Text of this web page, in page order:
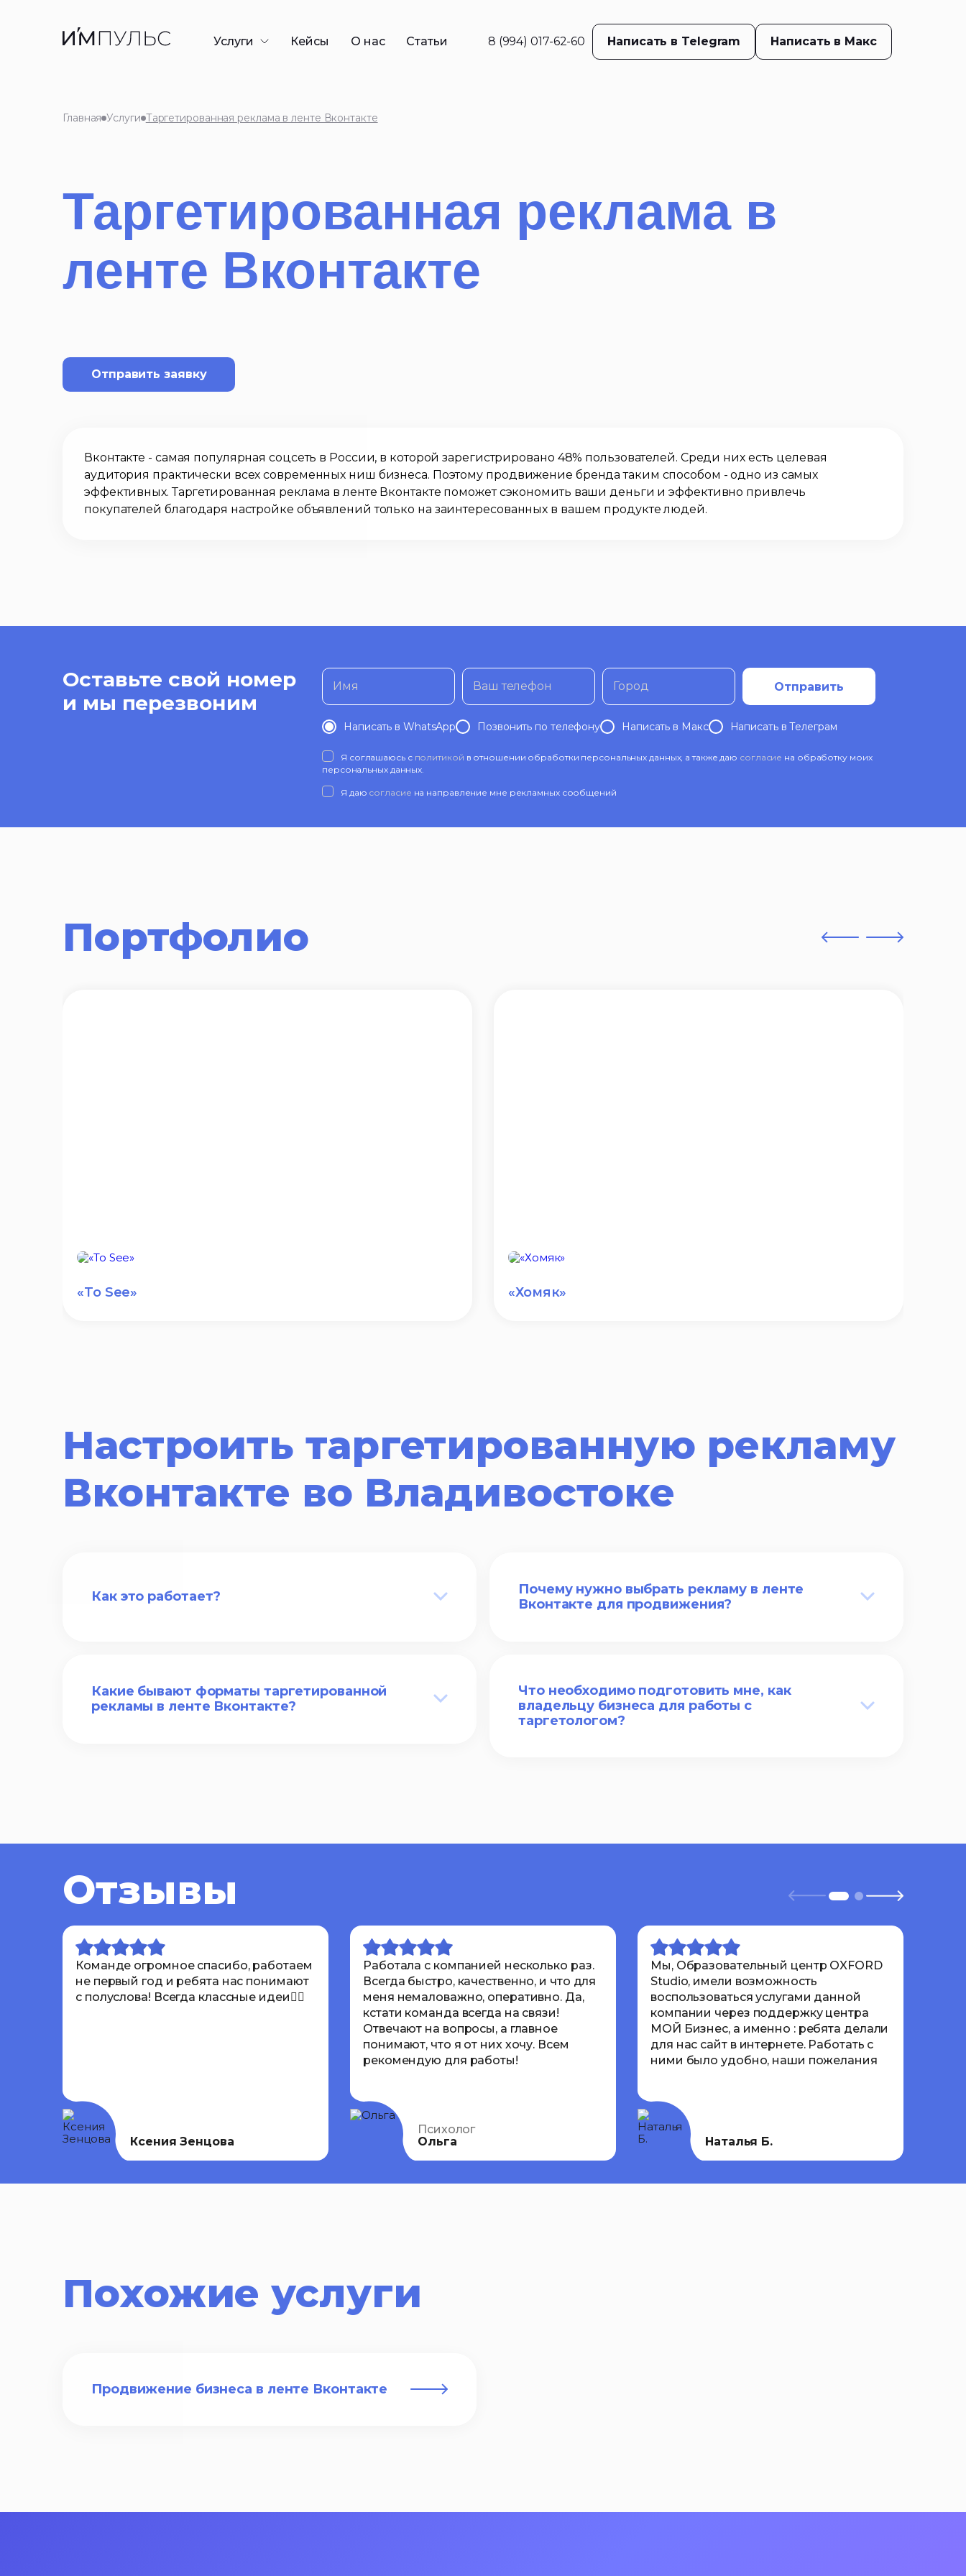
Услуги
Таргетированная реклама
Кейсы О нас Статьи 8 (994) 017-62-60 Написать в Telegram Написать в Макс
Главная Услуги Таргетированная реклама в ленте Вконтакте
Таргетированная реклама в
ленте Вконтакте
Отправить заявку
Вконтакте - самая популярная соцсеть в России, в которой зарегистрировано 48% пользователей. Среди них есть целевая
аудитория практически всех современных ниш бизнеса. Поэтому продвижение бренда таким способом - одно из самых
эффективных. Таргетированная реклама в ленте Вконтакте поможет сэкономить ваши деньги и эффективно привлечь
покупателей благодаря настройке объявлений только на заинтересованных в вашем продукте людей.
Оставьте свой номер
и мы перезвоним
Имя Ваш телефон Город Отправить
Написать в WhatsApp Позвонить по телефону Написать в Mакс Написать в Телеграм
Я соглашаюсь с политикой в отношении обработки персональных данных, а также даю согласие на обработку моих
персональных данных.
Я даю согласие на направление мне рекламных сообщений
Портфолио
«To See» «Хомяк»
Настроить таргетированную рекламу
Вконтакте во Владивостоке
Как это работает?
Почему нужно выбрать рекламу в ленте
Вконтакте для продвижения?
Какие бывают форматы таргетированной
рекламы в ленте Вконтакте?
Что необходимо подготовить мне, как
владельцу бизнеса для работы с
таргетологом?
Отзывы
Команде огромное спасибо, работаем
не первый год и ребята нас понимают
с полуслова! Всегда классные идеи👍🏾
Ксения Зенцова
Работала с компанией несколько раз.
Всегда быстро, качественно, и что для
меня немаловажно, оперативно. Да,
кстати команда всегда на связи!
Отвечают на вопросы, а главное
понимают, что я от них хочу. Всем
рекомендую для работы!
Психолог
Ольга
Мы, Образовательный центр OXFORD
Studio, имели возможность
воспользоваться услугами данной
компании через поддержку центра
МОЙ Бизнес, а именно : ребята делали
для нас сайт в интернете. Работать с
ними было удобно, наши пожелания
довольны нашим сайтом и
сотрудничеством с Импульсом,
желаем им побольше заказов и
довольных клиентов!
Наталья Б.
Похожие услуги
Продвижение бизнеса в ленте Вконтакте